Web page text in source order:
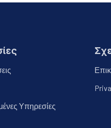
Υπηρεσίες